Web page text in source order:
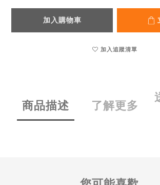
加入購物車
加入追蹤清單
商品描述 了解更多